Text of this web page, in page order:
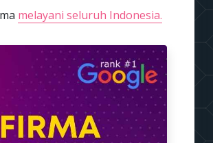
melayani seluruh Indonesia.